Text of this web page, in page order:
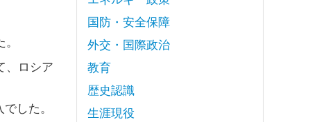
、ロシア
した。
国防・安全保障
外交・国際政治
教育
歴史認識
生涯現役